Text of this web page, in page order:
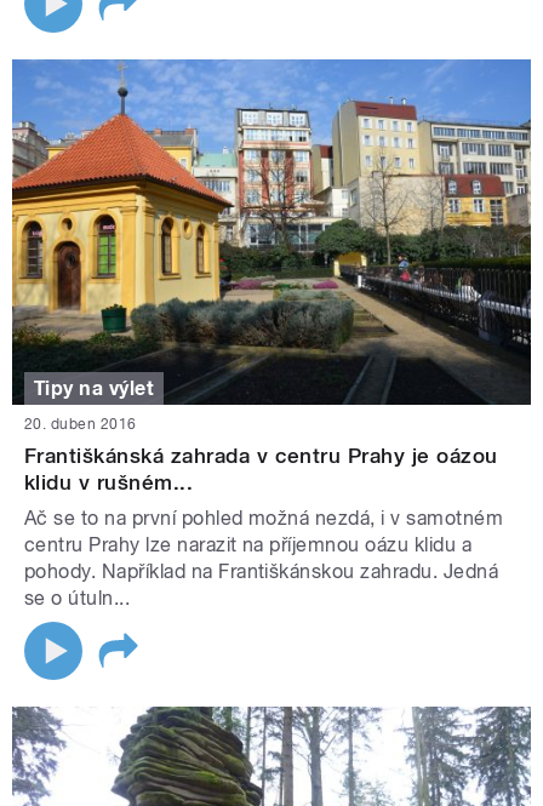
Tipy na výlet
20. duben 2016
Františkánská zahrada v centru Prahy je oázou
klidu v rušném...
Ač se to na první pohled možná nezdá, i v samotném
centru Prahy lze narazit na příjemnou oázu klidu a
pohody. Například na Františkánskou zahradu. Jedná
se o útuln...